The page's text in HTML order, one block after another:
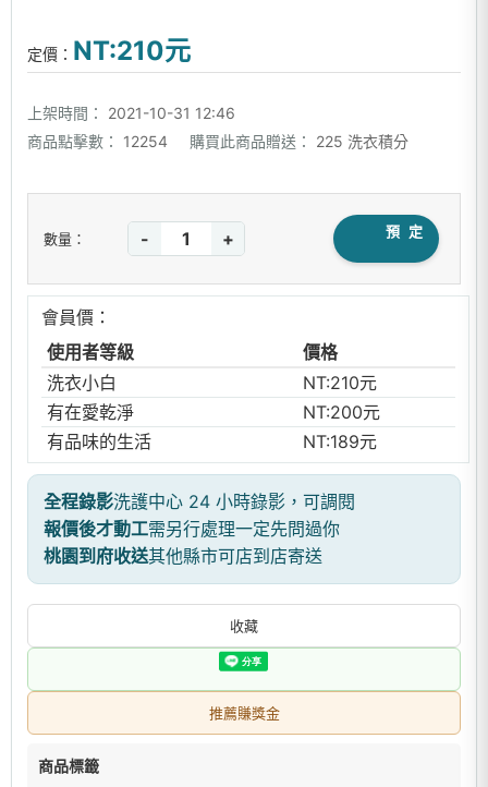
定價： NT:210元
上架時間：
2021-10-31 12:46
商品點擊數：
12254 購買此商品贈送： 225 洗衣積分
數量： - + 預 定
會員價：
使用者等級
價格
洗衣小白
NT:210元
有在愛乾淨
NT:200元
有品味的生活
NT:189元
全程錄影洗護中心 24 小時錄影，可調閱
報價後才動工需另行處理一定先問過你
桃園到府收送其他縣市可店到店寄送
收藏
推薦賺獎金
商品標籤